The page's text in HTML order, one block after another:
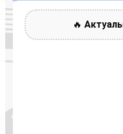
🔥